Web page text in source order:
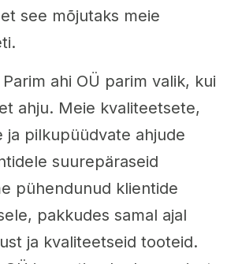
see mõjutaks meie
ahi OÜ parim valik, kui
ahju. Meie kvaliteetsete,
ja pilkupüüdvate ahjude
suurepäraseid
pühendunud klientide
pakkudes samal ajal
ja kvaliteetseid tooteid.